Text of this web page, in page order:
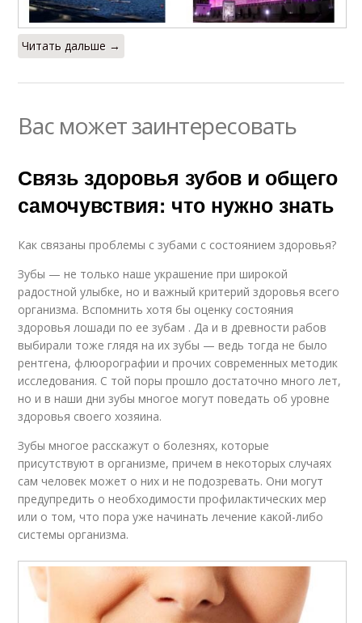
Читать дальше →
Вас может заинтересовать
Связь здоровья зубов и общего
самочувствия: что нужно знать
Как связаны проблемы с зубами с состоянием здоровья?
Зубы — не только наше украшение при широкой
радостной улыбке, но и важный критерий здоровья всего
организма. Вспомнить хотя бы оценку состояния
здоровья лошади по ее зубам . Да и в древности рабов
выбирали тоже глядя на их зубы — ведь тогда не было
рентгена, флюорографии и прочих современных методик
исследования. С той поры прошло достаточно много лет,
но и в наши дни зубы многое могут поведать об уровне
здоровья своего хозяина.
Зубы многое расскажут о болезнях, которые
присутствуют в организме, причем в некоторых случаях
сам человек может о них и не подозревать. Они могут
предупредить о необходимости профилактических мер
или о том, что пора уже начинать лечение какой-либо
системы организма.